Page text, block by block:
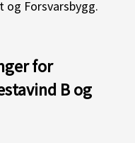
Forsvarsbygg.
for
B og